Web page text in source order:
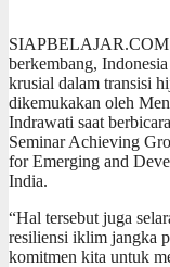
SIAPBELAJAR.COM
berkembang,
krusial dalam transisi
dikemukakan oleh
Indrawati saat
Seminar Achieving
for Emerging and
India.
“Hal tersebut juga
resiliensi iklim jangka
komitmen kita untuk